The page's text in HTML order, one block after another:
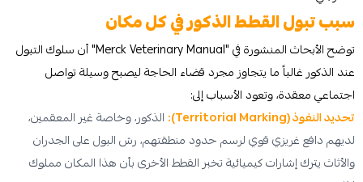
سبب تبول القطط الذكور في كل مكان
توضح الأبحاث المنشورة في "Merck Veterinary Manual" أن سلوك التبول
عند الذكور غالباً ما يتجاوز مجرد قضاء الحاجة ليصبح وسيلة تواصل
اجتماعي معقدة، وتعود الأسباب إلى:
تحديد النفوذ (Territorial Marking):
الذكور، وخاصة غير المعقمين،
لديهم دافع غريزي قوي لرسم حدود منطقتهم، رش البول على الجدران
والأثاث يترك إشارات كيميائية تخبر القطط الأخرى بأن هذا المكان مملوك